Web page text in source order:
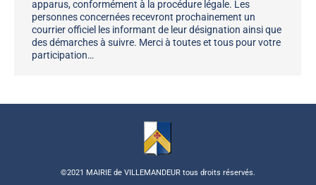
apparus, conformément à la procédure légale. Les
personnes concernées recevront prochainement un
courrier officiel les informant de leur désignation ainsi que
des démarches à suivre. Merci à toutes et tous pour votre
participation…
©2021 MAIRIE de VILLEMANDEUR tous droits réservés.